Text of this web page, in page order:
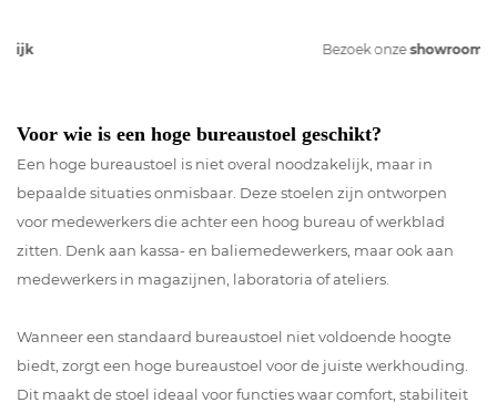
showroom
Voor wie is een hoge bureaustoel geschikt?
Een hoge bureaustoel is niet overal noodzakelijk, maar in
bepaalde situaties onmisbaar. Deze stoelen zijn ontworpen
voor medewerkers die achter een hoog bureau of werkblad
zitten. Denk aan kassa- en baliemedewerkers, maar ook aan
medewerkers in magazijnen, laboratoria of ateliers.
Wanneer een standaard bureaustoel niet voldoende hoogte
biedt, zorgt een hoge bureaustoel voor de juiste werkhouding.
Dit maakt de stoel ideaal voor functies waar comfort, stabiliteit